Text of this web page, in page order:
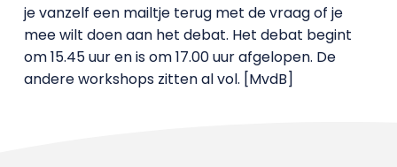
je vanzelf een mailtje terug met de vraag of je
mee wilt doen aan het debat. Het debat begint
om 15.45 uur en is om 17.00 uur afgelopen. De
andere workshops zitten al vol. [MvdB]